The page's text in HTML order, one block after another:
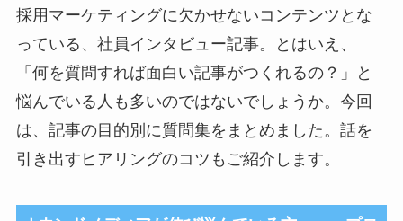
採用マーケティングに欠かせないコンテンツとな
っている、社員インタビュー記事。とはいえ、
「何を質問すれば面白い記事がつくれるの？」と
悩んでいる人も多いのではないでしょうか。今回
は、記事の目的別に質問集をまとめました。話を
引き出すヒアリングのコツもご紹介します。